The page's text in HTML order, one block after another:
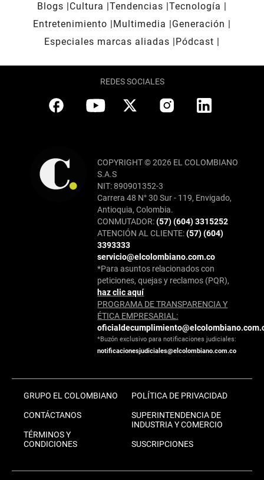
Blogs
Cultura Tendencias Tecnología
Entretenimiento
Multimedia
Generación
Especiales marcas aliadas
Pódcast
REDES SOCIALES
COPYRIGHT © 2026 EL COLOMBIANO
S.A.S
NIT: 890901352-3
Carrera 48 N° 30 Sur - 119, Envigado,
Antioquia, Colombia.
CONMUTADOR:(57) (604) 3315252
ATENCIÓN AL CLIENTE:(57) (604)
3393333
servicio@elcolombiano.com.co
*Para asuntos relacionados con
peticiones, quejas y reclamos (PQR),
haz clic aquí
PROGRAMA DE TRANSPARENCIA Y
ÉTICA EMPRESARIAL:
*Buzón exclusivo para notificaciones judiciales:
notificacionesjudiciales@elcolombiano.com.co
GRUPO EL COLOMBIANO
CONTÁCTANOS
TÉRMINOS Y
CONDICIONES
POLÍTICA DE PRIVACIDAD
SUPERINTENDENCIA DE
INDUSTRIA Y COMERCIO
SUSCRIPCIONES